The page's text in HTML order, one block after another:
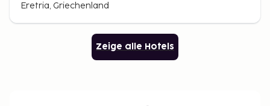
Eretria, Griechenland
Zeige alle Hotels